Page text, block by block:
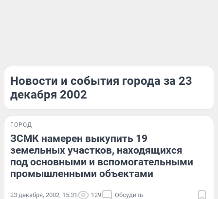
Новости и события города за 23
декабря 2002
ГОРОД
ЗСМК намерен выкупить 19
земельных участков, находящихся
под основными и вспомогательными
промышленными объектами
23 декабря, 2002, 15:31 129 Обсудить